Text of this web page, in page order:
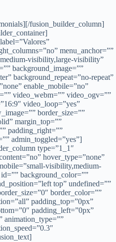
fusion_builder_column]
menu_anchor=””
visibility,large-visibility”
background_image=””
background_repeat=”no-repeat”
enable_mobile=”no”
video_webm=”” video_ogv=””
video_loop=”yes”
border_size=””
margin_top=””
padding_right=””
admin_toggled=”yes”]
type=”1_1″
hover_type=”none”
visibility,medium-
background_color=””
top” undefined=””
border_color=””
padding_top=”0px”
padding_left=”0px”
animation_type=””